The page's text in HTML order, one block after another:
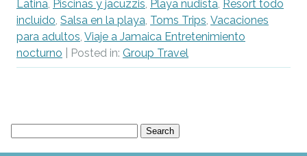
Latina, Piscinas y jacuzzis, Playa nudista, Resort todo
incluido, Salsa en la playa, Toms Trips, Vacaciones
para adultos, Viaje a Jamaica Entretenimiento
nocturno | Posted in: Group Travel